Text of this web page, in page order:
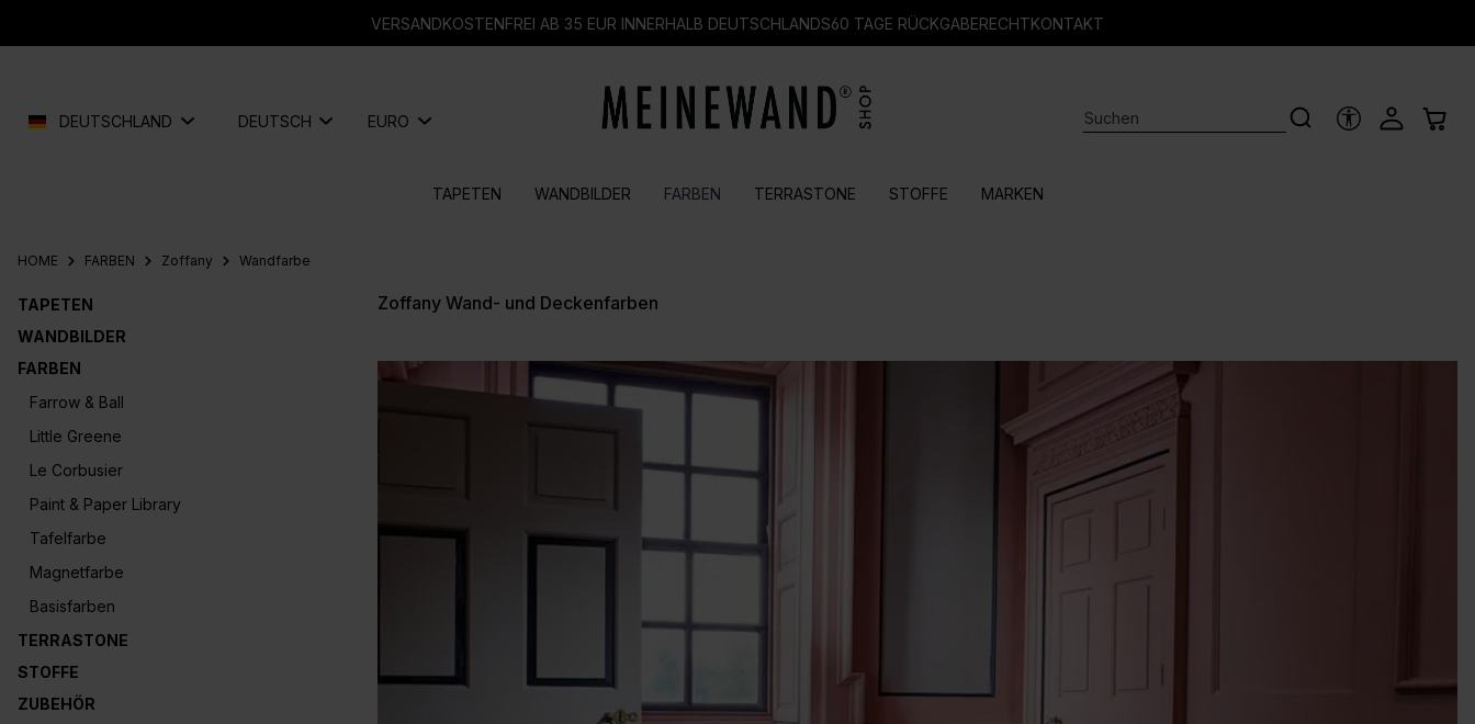
VERSANDKOSTENFREI AB 35 EUR INNERHALB DEUTSCHLANDS60 TAGE RÜCKGABERECHTKONTAKT
DEUTSCHLAND DEUTSCH EURO HILFSTOOLS
TAPETEN WANDBILDER FARBEN TERRASTONE STOFFE MARKEN
HOME FARBEN Zoffany Wandfarbe
TAPETEN
WANDBILDER
FARBEN
Farrow & Ball
Little Greene
Le Corbusier
Paint & Paper Library
Tafelfarbe
Magnetfarbe
Basisfarben
TERRASTONE
STOFFE
ZUBEHÖR
Zoffany Wand- und Deckenfarben